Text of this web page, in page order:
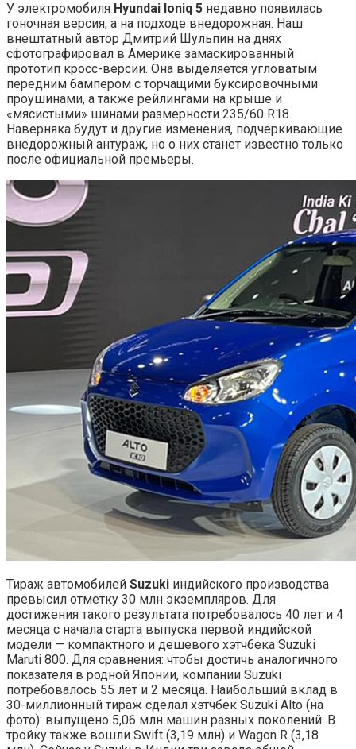
У электромобиля Hyundai Ioniq 5 недавно появилась
гоночная версия, а на подходе внедорожная. Наш
внештатный автор Дмитрий Шульпин на днях
сфотографировал в Америке замаскированный
прототип кросс-версии. Она выделяется угловатым
передним бампером с торчащими буксировочными
проушинами, а также рейлингами на крыше и
«мясистыми» шинами размерности 235/60 R18.
Наверняка будут и другие изменения, подчеркивающие
внедорожный антураж, но о них станет известно только
после официальной премьеры.
Тираж автомобилей Suzuki индийского производства
превысил отметку 30 млн экземпляров. Для
достижения такого результата потребовалось 40 лет и 4
месяца с начала старта выпуска первой индийской
модели — компактного и дешевого хэтчбека Suzuki
Maruti 800. Для сравнения: чтобы достичь аналогичного
показателя в родной Японии, компании Suzuki
потребовалось 55 лет и 2 месяца. Наибольший вклад в
30-миллионный тираж сделал хэтчбек Suzuki Alto (на
фото): выпущено 5,06 млн машин разных поколений. В
тройку также вошли Swift (3,19 млн) и Wagon R (3,18